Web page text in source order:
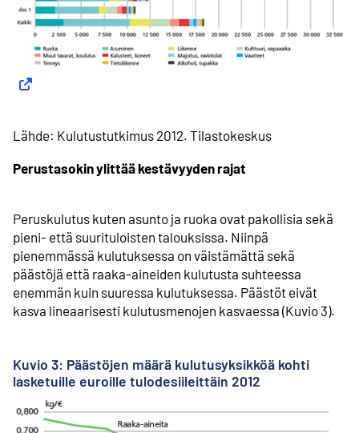
Lähde: Kulutustutkimus 2012. Tilastokeskus
Perustasokin ylittää kestävyyden rajat
Peruskulutus kuten asunto ja ruoka ovat pakollisia sekä
pieni- että suurituloisten talouksissa. Niinpä
pienemmässä kulutuksessa on väistämättä sekä
päästöjä että raaka-aineiden kulutusta suhteessa
enemmän kuin suuressa kulutuksessa. Päästöt eivät
kasva lineaarisesti kulutusmenojen kasvaessa (Kuvio 3).
Kuvio 3: Päästöjen määrä kulutusyksikköä kohti
lasketuille euroille tulodesiileittäin 2012